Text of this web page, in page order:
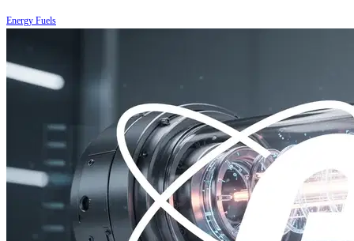
Energy Fuels